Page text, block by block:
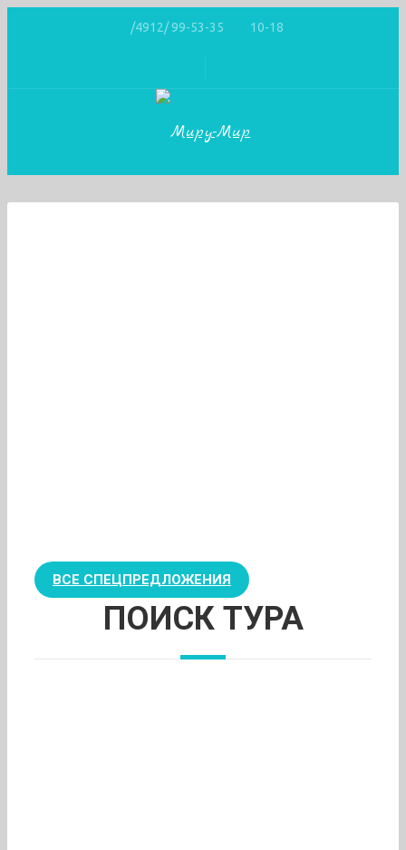
/4912/ 99-53-35 10-18
ВСЕ СПЕЦПРЕДЛОЖЕНИЯ
ПОИСК ТУРА